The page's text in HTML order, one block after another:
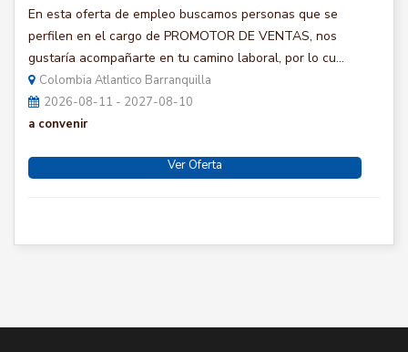
En esta oferta de empleo buscamos personas que se
perfilen en el cargo de PROMOTOR DE VENTAS, nos
gustaría acompañarte en tu camino laboral, por lo cu...
Colombia Atlantico Barranquilla
2026-08-11 - 2027-08-10
a convenir
Ver Oferta